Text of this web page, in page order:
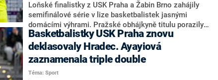
Loňské finalistky z USK Praha a Žabin Brno zahájily
semifinálové série v lize basketbalistek jasnými
domácími výhrami. Pražské obhájkyně titulu porazily
KP Brno 106:49, Žabiny zdolaly 106:52 SBŠ Ostrava,
která teprve v úterý v pátém čtvrtfinálovém utkání a po
velkém obratu v sérii vybojovala historický postup
přes Chomutov.
Basketbalistky USK Praha znovu
deklasovaly Hradec. Ayayiová
zaznamenala triple double
Téma: Sport